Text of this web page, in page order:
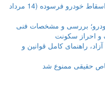
راهنمای کامل مراحل و شرایط اسقاط خودرو فرسوده (14 مرداد
احراز سکونت
راهنمای کامل قوانین و
حقیقی ممنوع شد